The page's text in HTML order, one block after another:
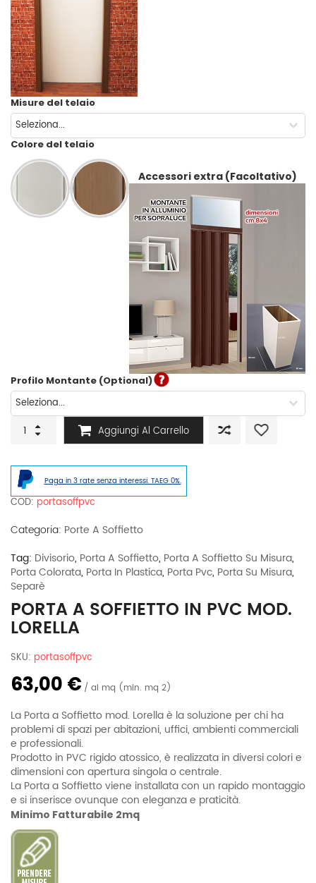
Misure del telaio
Colore del telaio
Accessori extra (Facoltativo)
Profilo Montante (Optional)
PVC
mod.
Lorella
quantità
Aggiungi Al Carrello
Paga in 3 rate senza interessi. TAEG 0%.
COD: portasoffpvc
Categoria: Porte A Soffietto
Tag: Divisorio, Porta A Soffietto, Porta A Soffietto Su Misura,
Porta Colorata, Porta In Plastica, Porta Pvc, Porta Su Misura,
Separè
PORTA A SOFFIETTO IN PVC MOD.
LORELLA
SKU: portasoffpvc
63,00 € al mq (min. mq 2)
La Porta a Soffietto mod. Lorella è la soluzione per chi ha
problemi di spazi per abitazioni, uffici, ambienti commerciali
e professionali.
Prodotto in PVC rigido atossico, è realizzata in diversi colori e
dimensioni con apertura singola o centrale.
La Porta a Soffietto viene installata con un rapido montaggio
e si inserisce ovunque con eleganza e praticità.
Minimo Fatturabile 2mq